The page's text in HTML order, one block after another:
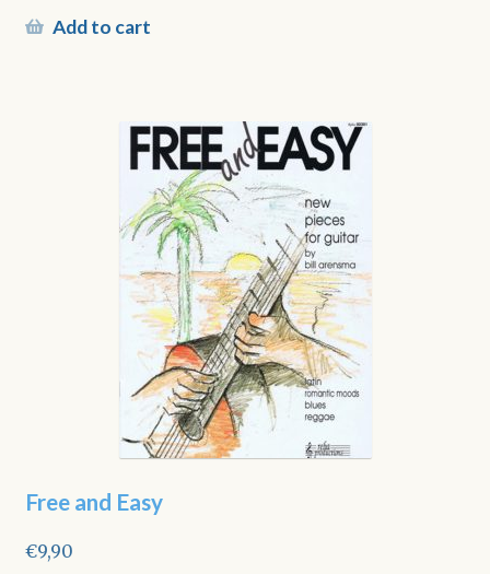
Add to cart
Free and Easy
€9,90